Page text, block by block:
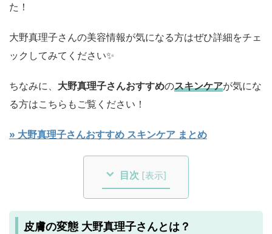
た！
大野真理子さんの美容情報が気になる方はぜひ詳細をチェ
ックしてみてください✨
ちなみに、 大野真理子さんおすすめのスキンケアが気にな
る方はこちらもご覧ください！
» 大野真理子さんおすすめ スキンケア まとめ
目次 [表示]
皮膚の変態 大野真理子さんとは？